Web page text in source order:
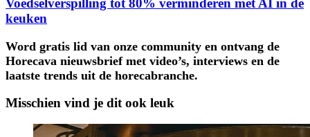
Voedselverspilling tot 80% verminderen met AI in de
keuken
Word gratis lid van onze community en ontvang de
Horecava nieuwsbrief met video’s, interviews en de
laatste trends uit de horecabranche.
Misschien vind je dit ook leuk